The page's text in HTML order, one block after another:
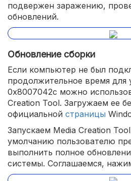
подвержен заражению,
обновлений.
Обновление сборки
Если компьютер не был
продолжительное время для
0x8007042c можно
Creation Tool. Загружаем ее
официальной страницы
Запускаем Media Creation
умолчанию пользователю
выполнить полное
системы. Соглашаемся,